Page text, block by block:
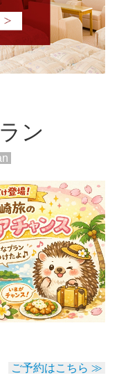
ン
ご予約はこちら ≫